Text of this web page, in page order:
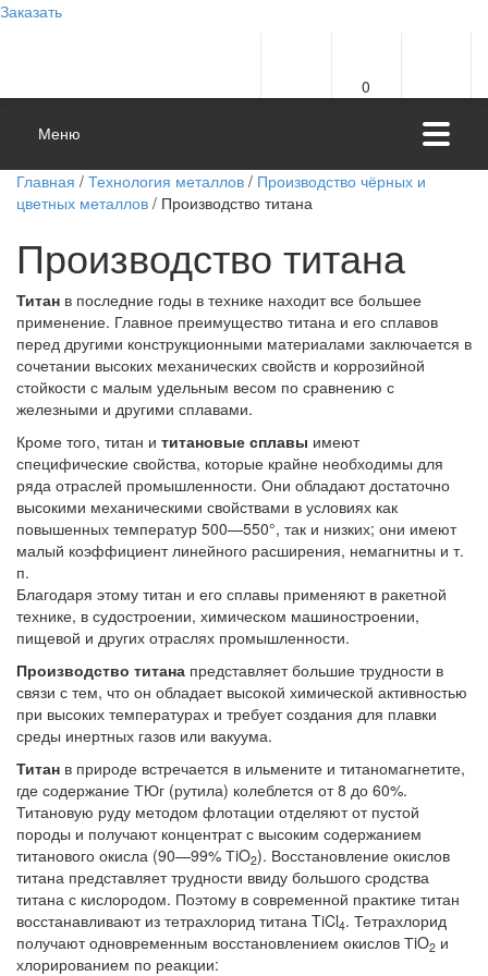
Заказать
0
Меню
Главная / Технология металлов / Производство чёрных и
цветных металлов / Производство титана
Производство титана
Титан в последние годы в технике находит все большее
применение. Главное преимущество титана и его сплавов
перед другими конструкционными материалами заключается в
сочетании высоких механических свойств и коррозийной
стойкости с малым удельным весом по сравнению с
железными и другими сплавами.
Кроме того, титан и титановые сплавы имеют
специфические свойства, которые крайне необходимы для
ряда отраслей промышленности. Они обладают достаточно
высокими механическими свойствами в условиях как
повышенных температур 500—550°, так и низких; они имеют
малый коэффициент линейного расширения, немагнитны и т.
п.
Благодаря этому титан и его сплавы применяют в ракетной
технике, в судостроении, химическом машиностроении,
пищевой и других отраслях промышленности.
Производство титана представляет большие трудности в
связи с тем, что он обладает высокой химической активностью
при высоких температурах и требует создания для плавки
среды инертных газов или вакуума.
Титан в природе встречается в ильмените и титаномагнетите,
где содержание ТЮг (рутила) колеблется от 8 до 60%.
Титановую руду методом флотации отделяют от пустой
породы и получают концентрат с высоким содержанием
титанового окисла (90—99% ТiO2). Восстановление окислов
титана представляет трудности ввиду большого сродства
титана с кислородом. Поэтому в современной практике титан
восстанавливают из тетрахлорид титана TiCl4. Тетрахлорид
получают одновременным восстановлением окислов ТiO2 и
хлорированием по реакции: